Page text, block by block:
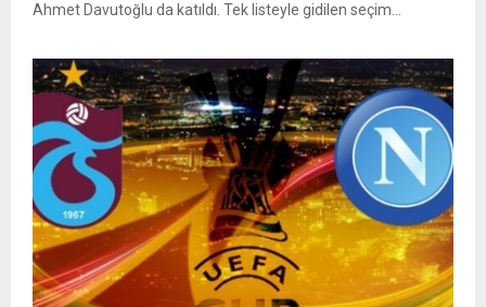
Ahmet Davutoğlu da katıldı. Tek listeyle gidilen seçim...